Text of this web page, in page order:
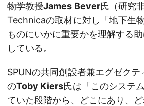
物学教授James Bever氏（研究
Technicaの取材に対し「地下生
ものにいかに重要かを理解する
している。
SPUNの共同創設者兼エグゼクテ
のToby Kiers氏は「このシステ
ていた段階から、どこにあり、